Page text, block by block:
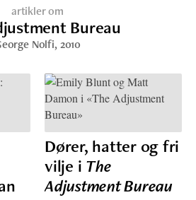
artikler om
Bureau
Nolfi, 2010
Dører, hatter og fri
vilje i The
Adjustment Bureau